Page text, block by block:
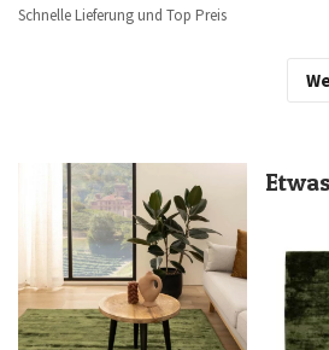
Schnelle Lieferung und Top Preis